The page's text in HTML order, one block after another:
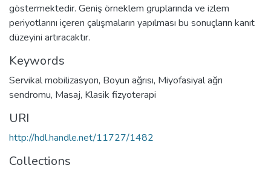
göstermektedir. Geniş örneklem gruplarında ve izlem
periyotlarını içeren çalışmaların yapılması bu sonuçların kanıt
düzeyini artıracaktır.
Keywords
Servikal mobilizasyon, Boyun ağrısı, Miyofasiyal ağrı
sendromu, Masaj, Klasik fizyoterapi
URI
http://hdl.handle.net/11727/1482
Collections